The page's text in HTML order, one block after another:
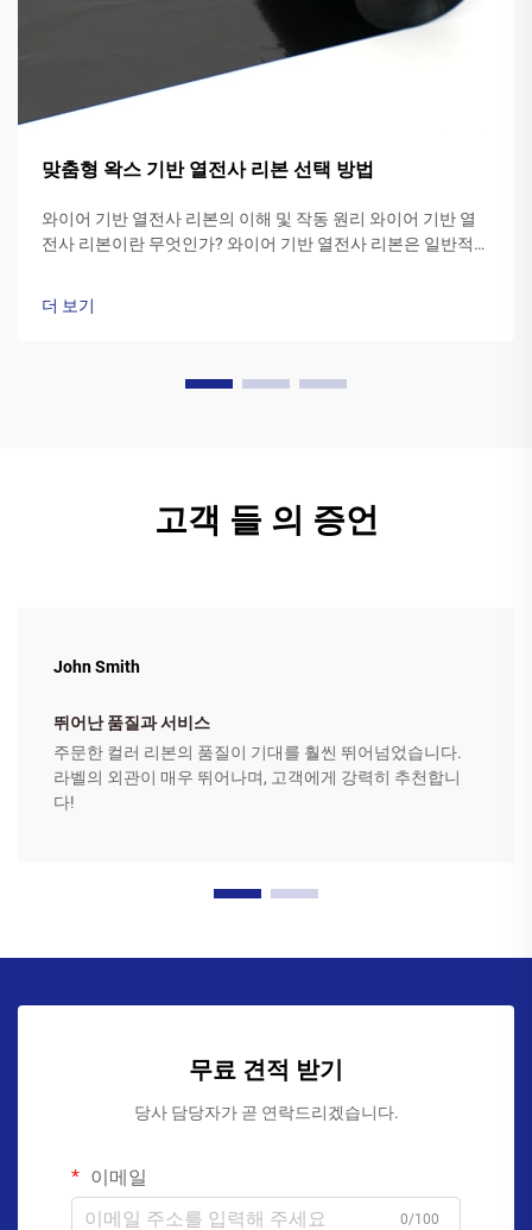
맞춤형 왁스 기반 열전사 리본 선택 방법
와이어 기반 열전사 리본의 이해 및 작동 원리 와이어 기반 열
전사 리본이란 무엇인가? 와이어 기반 열전사 리본은 일반적으
니다. 프린터의 ...
더 보기
고객 들 의 증언
John Smith
뛰어난 품질과 서비스
주문한 컬러 리본의 품질이 기대를 훨씬 뛰어넘었습니다.
라벨의 외관이 매우 뛰어나며, 고객에게 강력히 추천합니
다!
무료 견적 받기
당사 담당자가 곧 연락드리겠습니다.
이메일
0/100